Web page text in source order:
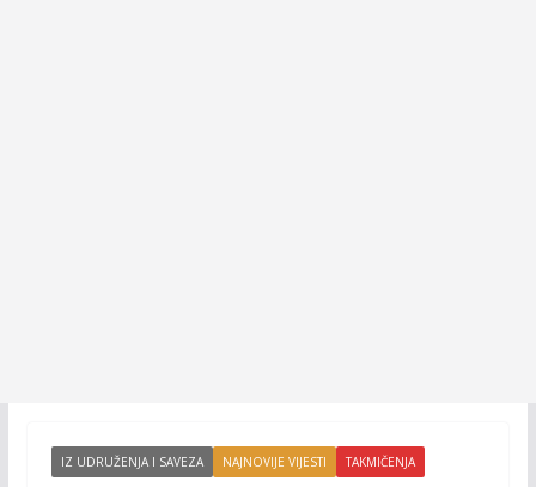
IZ UDRUŽENJA I SAVEZA NAJNOVIJE VIJESTI TAKMIČENJA